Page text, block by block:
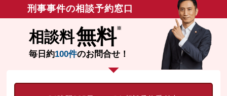
刑事事件の相談予約窓口
相談料無料
毎日約100件のお問合せ！